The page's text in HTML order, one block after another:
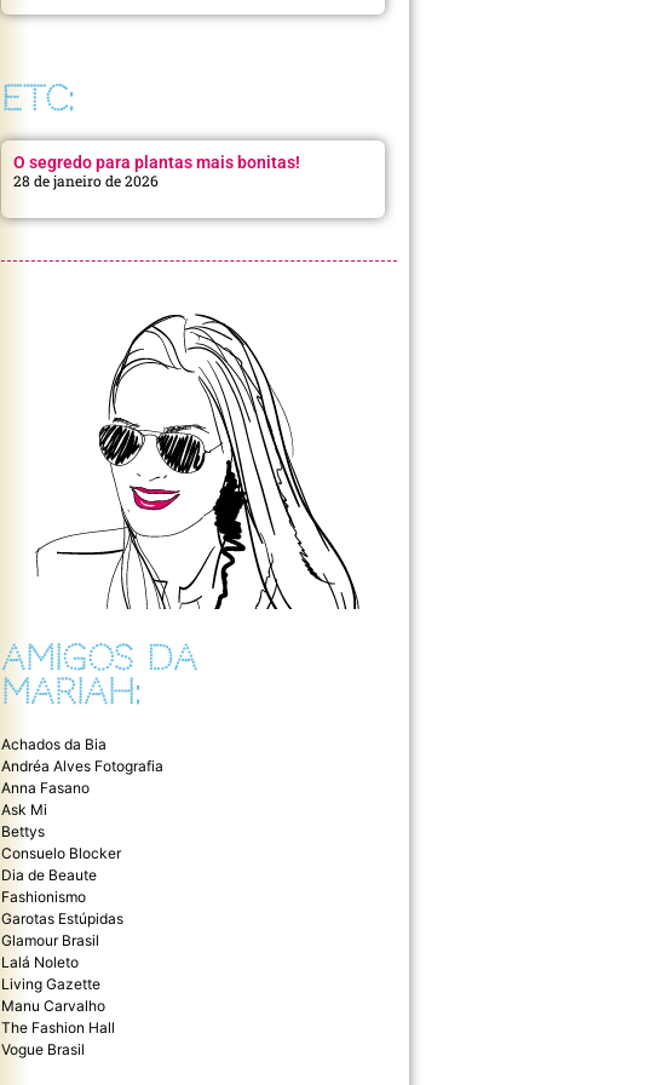
ETC:
O segredo para plantas mais bonitas!
28 de janeiro de 2026
AMIGOS DA
MARIAH:
Achados da Bia
Andréa Alves Fotografia
Anna Fasano
Ask Mi
Bettys
Consuelo Blocker
Dia de Beaute
Fashionismo
Garotas Estúpidas
Glamour Brasil
Lalá Noleto
Living Gazette
Manu Carvalho
The Fashion Hall
Vogue Brasil